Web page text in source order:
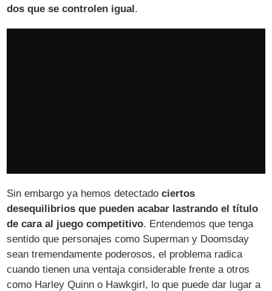
dos que se controlen igual.
Sin embargo ya hemos detectadociertos
desequilibrios que pueden acabar lastrando el título
de cara al juego competitivo. Entendemos que tenga
sentido que personajes como Superman y Doomsday
sean tremendamente poderosos, el problema radica
cuando tienen una ventaja considerable frente a otros
como Harley Quinn o Hawkgirl, lo que puede dar lugar a